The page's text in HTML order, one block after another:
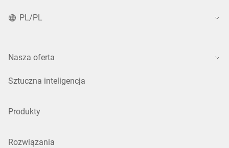
PL/PL
Nasza oferta
Sztuczna inteligencja
Produkty
Rozwiązania